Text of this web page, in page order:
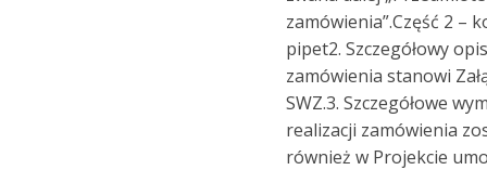
zamówienia”.Część 2 –
pipet2. Szczegółowy
zamówienia stanowi
SWZ.3. Szczegółowe
realizacji zamówienia
również w Projekcie